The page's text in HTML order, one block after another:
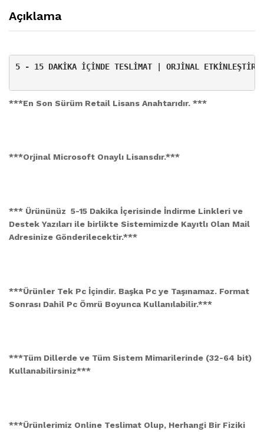
Açıklama
5 - 15 DAKİKA İÇİNDE TESLİMAT | ORJİNAL ETKİNLEŞTİRME
***En Son Sürüm Retail Lisans Anahtarıdır. ***
***Orjinal Microsoft Onaylı Lisansdır.***
*** Ürününüz 5-15 Dakika İçerisinde İndirme Linkleri ve
Destek Yazıları ile birlikte Sistemimizde Kayıtlı Olan Mail
Adresinize Gönderilecektir.***
***Ürünler Tek Pc İçindir. Başka Pc ye Taşınamaz. Format
Sonrası Dahil Pc Ömrü Boyunca Kullanılabilir.***
***Tüm Dillerde ve Tüm Sistem Mimarilerinde (32-64 bit)
Kullanabilirsiniz***
***Ürünlerimiz Online Teslimat Olup, Herhangi Bir Fiziki